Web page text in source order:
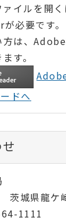
ァイルを開
必要です。
方は、
す。
ドへ
城県龍ケ
1111